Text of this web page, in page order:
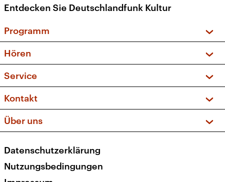
Entdecken Sie Deutschlandfunk Kultur
Programm
Sendungen und Podcasts
Musikliste
Kakadu – Das Kinderprogramm
Hören
Frequenzen (UKW + DAB+)
Service
FAQ
Apps
Newsletter
Veranstaltungen
Kontakt
Social Media
Über uns
Presse
Karriere
Datenschutzerklärung
Nutzungsbedingungen